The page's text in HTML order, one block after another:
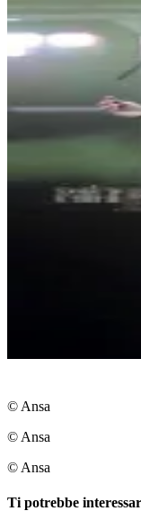
© Ansa
© Ansa
© Ansa
Ti potrebbe